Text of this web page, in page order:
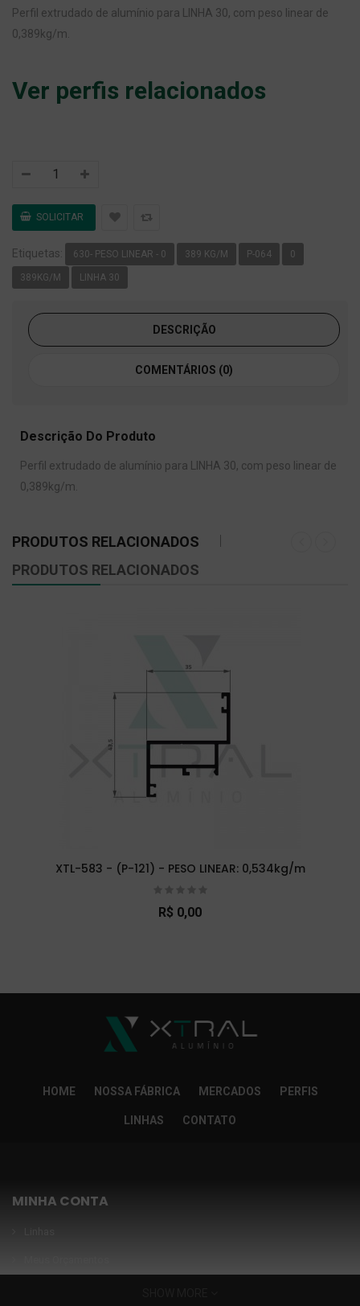
Perfil extrudado de alumínio para LINHA 30, com peso linear de
0,389kg/m.
Ver perfis relacionados
Etiquetas: 630- PESO LINEAR - 0 389 KG/M P-064 0
389KG/M LINHA 30
DESCRIÇÃO
COMENTÁRIOS (0)
Descrição Do Produto
Perfil extrudado de alumínio para LINHA 30, com peso linear de
0,389kg/m.
PRODUTOS RELACIONADOS
PRODUTOS RELACIONADOS
XTL-583 - (P-121) - PESO LINEAR: 0,534kg/m
R$ 0,00
HOME NOSSA FÁBRICA MERCADOS PERFIS
LINHAS CONTATO
MINHA CONTA